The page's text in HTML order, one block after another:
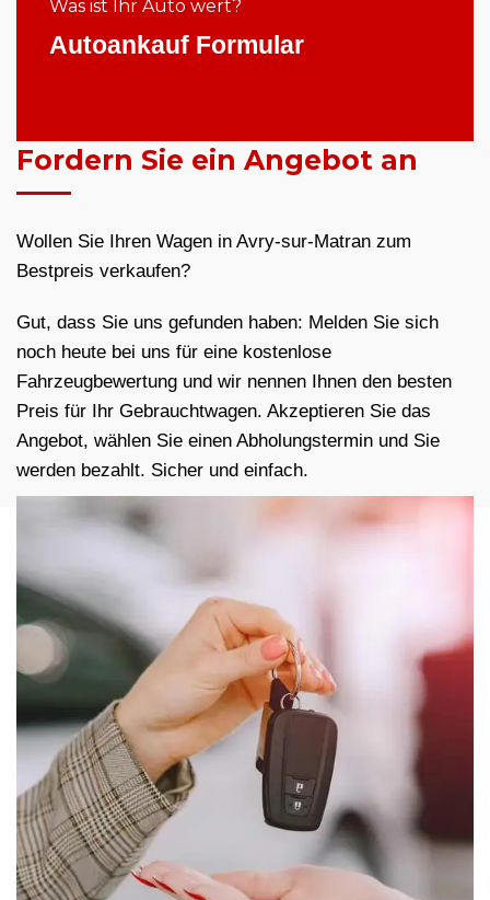
Was ist Ihr Auto wert?
Autoankauf Formular
Fordern Sie ein Angebot an
Wollen Sie Ihren Wagen in Avry-sur-Matran zum
Bestpreis verkaufen?
Gut, dass Sie uns gefunden haben: Melden Sie sich
noch heute bei uns für eine kostenlose
Fahrzeugbewertung und wir nennen Ihnen den besten
Preis für Ihr Gebrauchtwagen. Akzeptieren Sie das
Angebot, wählen Sie einen Abholungstermin und Sie
werden bezahlt. Sicher und einfach.